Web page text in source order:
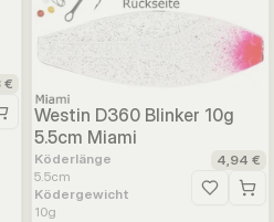
€
hinzufügen
Westin D360 Blinker 10g
5.5cm Miami
Köderlänge
5.5cm
Ködergewicht
10g
4,94 €
Zur